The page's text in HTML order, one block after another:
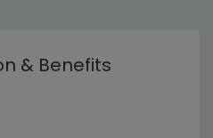
& Benefits